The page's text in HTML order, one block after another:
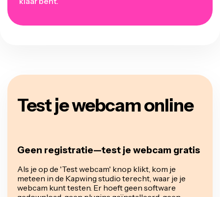
Test je webcam online
Geen registratie—test je webcam gratis
Als je op de 'Test webcam' knop klikt, kom je
meteen in de Kapwing studio terecht, waar je je
webcam kunt testen. Er hoeft geen software